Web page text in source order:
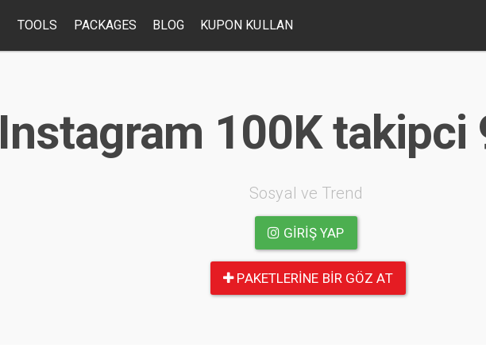
TOOLS PACKAGES BLOG KUPON KULLAN
Instagram 100K takipci
Sosyal ve Trend
GIRIŞ YAP
PAKETLERINE BIR GÖZ AT